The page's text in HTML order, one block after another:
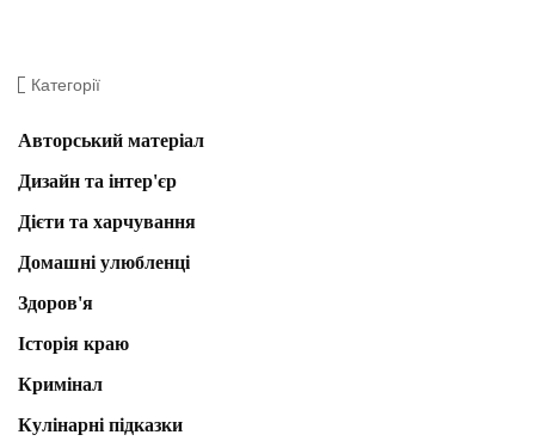
Категорії
Авторський матеріал
Дизайн та інтер'єр
Дієти та харчування
Домашні улюбленці
Здоров'я
Історія краю
Кримінал
Кулінарні підказки